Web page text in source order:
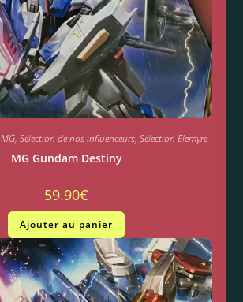
MG, Sélection de nos influenceurs, Sélection Elemyre
MG Gundam Destiny
59.90€
Ajouter au panier